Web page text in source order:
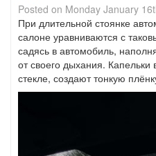
Posted on Monday January
При длительной стоянке
салоне уравниваются с
садясь в автомобиль,
от своего дыхания.
стекле, создают тонкую